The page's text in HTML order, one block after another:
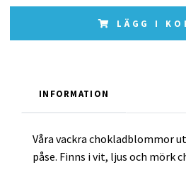
LÄGG I
INFORMATION
Våra vackra chokladblommor
påse. Finns i vit, ljus och mörk